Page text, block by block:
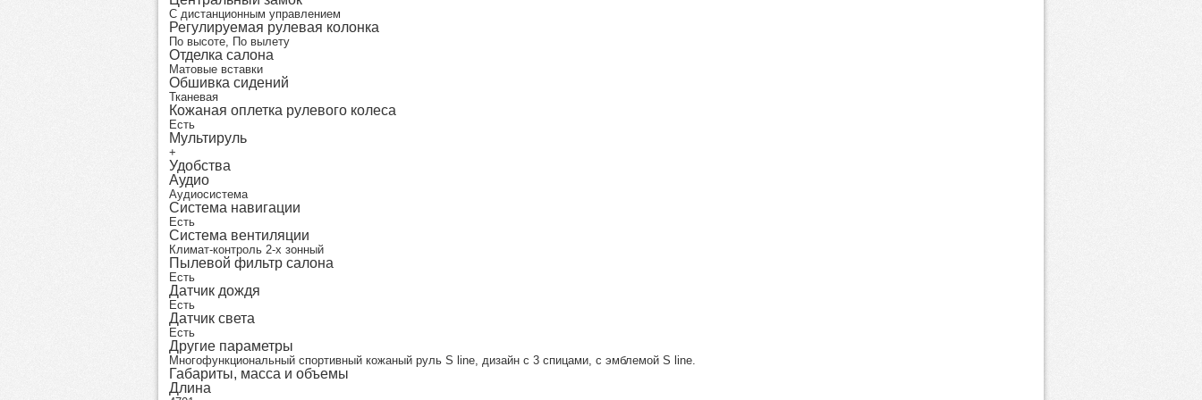
С дистанционным управлением
Регулируемая рулевая колонка
По высоте, По вылету
Отделка салона
Матовые вставки
Обшивка сидений
Тканевая
Кожаная оплетка рулевого колеса
Есть
Мультируль
+
Удобства
Аудио
Аудиосистема
Система навигации
Есть
Система вентиляции
Климат-контроль 2-х зонный
Пылевой фильтр салона
Есть
Датчик дождя
Есть
Датчик света
Есть
Другие параметры
Многофункциональный спортивный кожаный руль S line, дизайн с 3 спицами, с эмблемой S line.
Габариты, масса и объемы
Длина